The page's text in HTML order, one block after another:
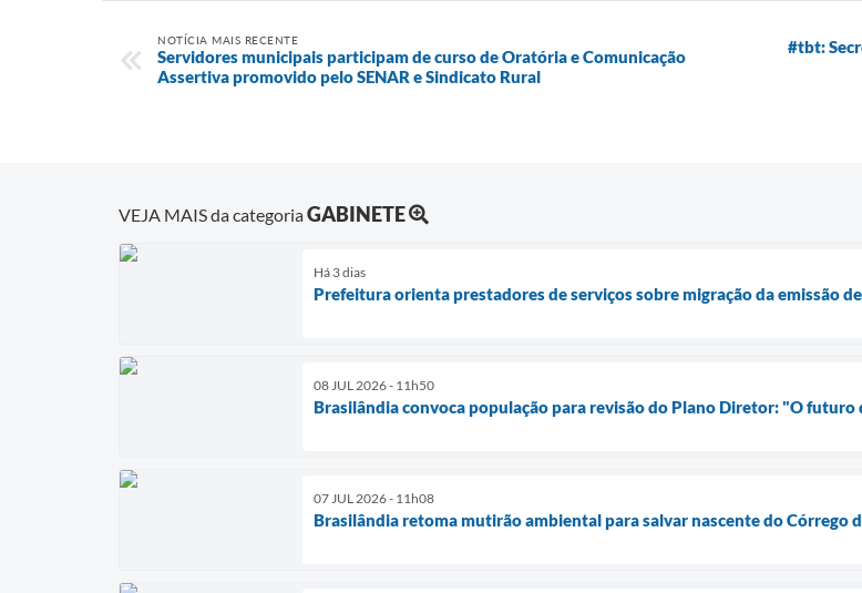
NOTÍCIA MAIS RECENTE
Servidores municipais participam de curso de Oratória e Comunicação
Assertiva promovido pelo SENAR e Sindicato Rural
#tbt:
VEJA MAIS da categoriaGABINETE
Há 3 dias
Prefeitura orienta prestadores de serviços sobre migração da emissão
08 JUL 2026 - 11h50
Brasilândia convoca população para revisão do Plano Diretor: "O futuro
07 JUL 2026 - 11h08
Brasilândia retoma mutirão ambiental para salvar nascente do Córrego